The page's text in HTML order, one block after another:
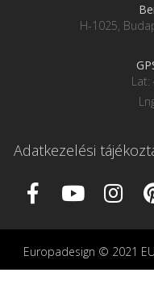
H-1025,
Lat:
Adatkezelési
Europadesign © 2021